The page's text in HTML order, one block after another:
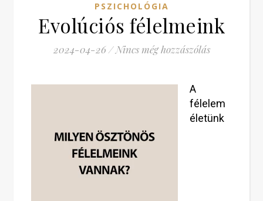
PSZICHOLÓGIA
Evolúciós félelmeink
2024-04-26 / Nincs még hozzászólás
A
félelem
életünk